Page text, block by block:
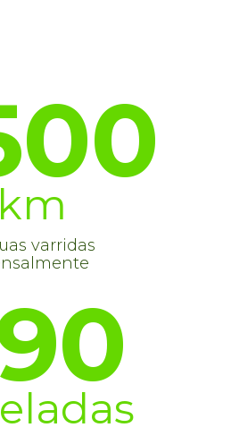
km
varridas